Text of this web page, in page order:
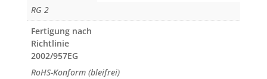
RG 2
Fertigung nach
Richtlinie
2002/957EG
RoHS-Konform (bleifrei)